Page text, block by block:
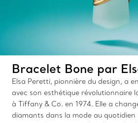
Bracelet Bone par
Elsa Peretti, pionnière du design, a
avec son esthétique révolutionnaire
à Tiffany & Co. en 1974. Elle a
diamants dans la mode au quotidien